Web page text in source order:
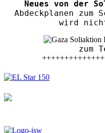
Neues von der
Abdeckplanen zum
wird
zum